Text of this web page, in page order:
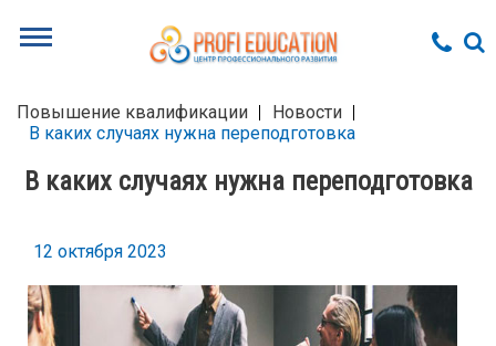
Повышение квалификации
Новости
В каких случаях нужна переподготовка
В каких случаях нужна переподготовка
12 октября 2023